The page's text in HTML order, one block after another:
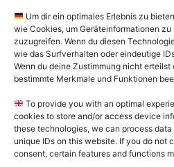
Um dir ein optimales Erlebnis zu
wie Cookies, um Geräteinformationen
zuzugreifen. Wenn du diesen
wie das Surfverhalten oder eindeutige
Wenn du deine Zustimmung nicht
bestimmte Merkmale und Funktionen
To provide you with an optimal
cookies to store and/or access device
these technologies, we can process
unique IDs on this website. If you do not
consent, certain features and functions
08h – 12h / 13h – 16h